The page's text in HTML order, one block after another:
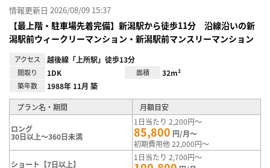
情報更新日 2026/08/09 15:37
【最上階・駐車場先着完備】新潟駅から徒歩11分 沿線沿いの新
潟駅前ウィークリーマンション・新潟駅前マンスリーマンション
アクセス 越後線「上所駅」徒歩13分
間取り 1DK 面積 32m²
築年数 1988年 11月 築
プラン名・期間 月額目安
ロング
30日以上～360日未満
1日当たり 2,200円～
85,800 円/月～
初期費用他 22,000円～
ショート【7日以上】
1日当たり 2,700円～